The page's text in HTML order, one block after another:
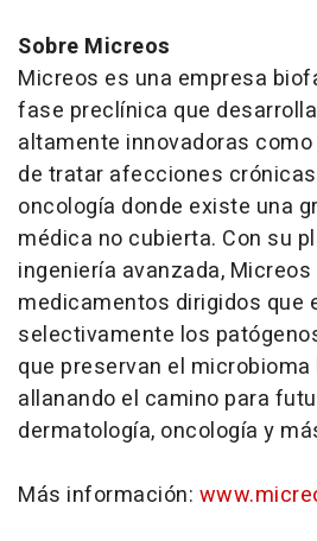
Sobre Micreos
Micreos es una empresa
fase preclínica que
altamente innovadoras
de tratar afecciones
oncología donde existe una
médica no cubierta. Con su
ingeniería avanzada,
medicamentos dirigidos que
selectivamente los
que preservan el
allanando el camino para
dermatología, oncología y
Más información: